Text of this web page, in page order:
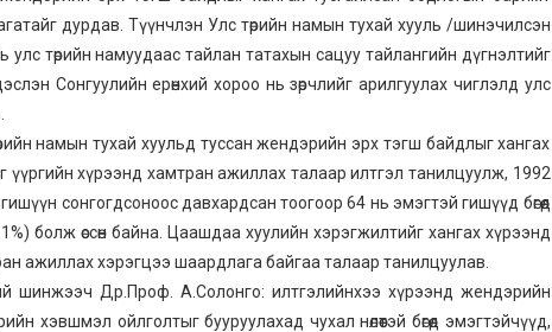
дурдав. Түүнчлэн Улс төрийн намын тухай хууль /шинэчилсэн
төрийн намуудаас тайлан татахын сацуу тайлангийн дүгнэлтийг
Сонгуулийн ерөнхий хороо нь зөрчлийг арилгуулах чиглэлд улс
намын тухай хуульд туссан жендэрийн эрх тэгш байдлыг хангах
үүргийн хүрээнд хамтран ажиллах талаар илтгэл танилцуулж, 1992
сонгогдсоноос давхардсан тоогоор 64 нь эмэгтэй гишүүд бөгөөд
болж өссөн байна. Цаашдаа хуулийн хэрэгжилтийг хангах хүрээнд
ажиллах хэрэгцээ шаардлага байгаа талаар танилцуулав.
шинжээч Др.Проф. А.Солонго: илтгэлийнхээ хүрээнд жендэрийн
ойлголтыг бууруулахад чухал нөлөөтэй бөгөөд эмэгтэйчүүд,